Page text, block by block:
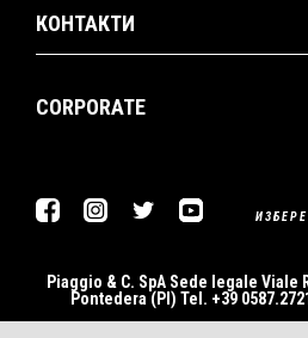
КОНТАКТИ
CORPORATE
FacebookInstagram
Twitter Youtube
Piaggio & C. SpA Sede legale Viale
Pontedera (PI) Tel. +39